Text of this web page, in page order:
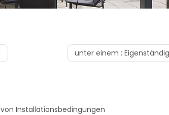
unter einem :
Installationsbedingungen